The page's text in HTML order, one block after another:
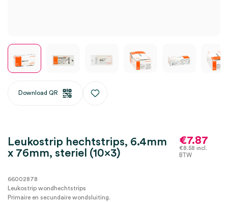
Download QR
Leukostrip hechtstrips, 6.4mm
x 76mm, steriel (10×3)
€7.87
€8.58 incl.
BTW
66002878
Leukostrip wondhechtstrips
Primaire en secundaire wondsluiting.